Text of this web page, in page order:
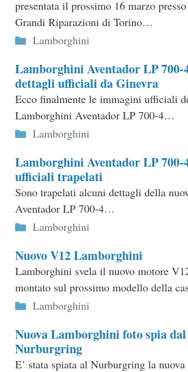
presentata il prossimo 16 marzo
Grandi Riparazioni di Torino…
Categorie
Lamborghini
Lamborghini Aventador LP 700-
dettagli ufficiali da Ginevra
Ecco finalmente le immagini ufficiali
Lamborghini Aventador LP 700-4…
Categorie
Lamborghini
Lamborghini Aventador LP 700-
ufficiali trapelati
Sono trapelati alcuni dettagli della
Aventador LP 700-4…
Categorie
Lamborghini
Nuovo V12 Lamborghini
Lamborghini svela il nuovo motore
montato sul prossimo modello della
Categorie
Lamborghini
Nuova Lamborghini foto spia dal
Nurburgring
E’ stata spiata al Nurburgring la